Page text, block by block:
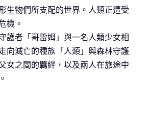
生物們所支配的世界。人類正遭受
機。
護者「哥雷姆」與一名人類少女相
向滅亡的種族「人類」與森林守護
女之間的羈絆，以及兩人在旅途中